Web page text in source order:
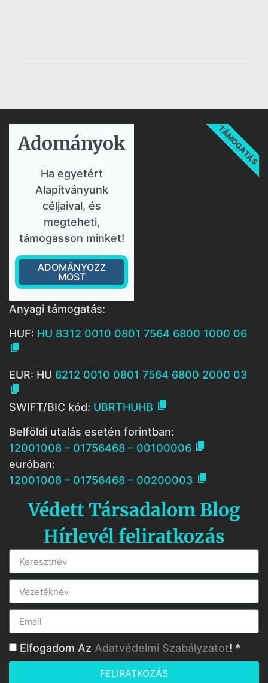
Adományok​
Ha egyetért
Alapítványunk
céljaival, és
megteheti,
támogasson minket!
ADOMÁNYOZZ
MOST
TÁMOGATÁS
Anyagi támogatás:
HUF: HU 8312 0010 0801 7564 6800 1000 06

EUR: HU 6212 0010 0801 7564 6800 2000 03

SWIFT/BIC kód: UBRTHUHB 
Belföldi utalás esetén forintban:
12001008 – 01756468 – 00100006 
euróban:
12001008 – 01756468 – 00200003 
Védett Társadalom Blog
Hírlevél feliratkozás
Elfogadom Az Adatvédelmi Szabályzatot! *
FELIRATKOZÁS